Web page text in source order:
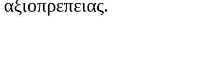
αξιοπρεπειας.